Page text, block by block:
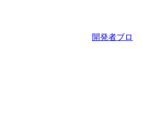
開発者ブロ